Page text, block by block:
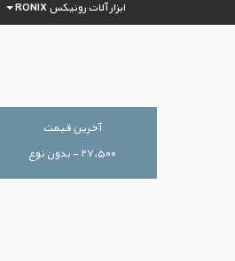
ابزار آلات رونیکس RONIX
آخرین قیمت
۲۷,۵۰۰ - بدون نوع